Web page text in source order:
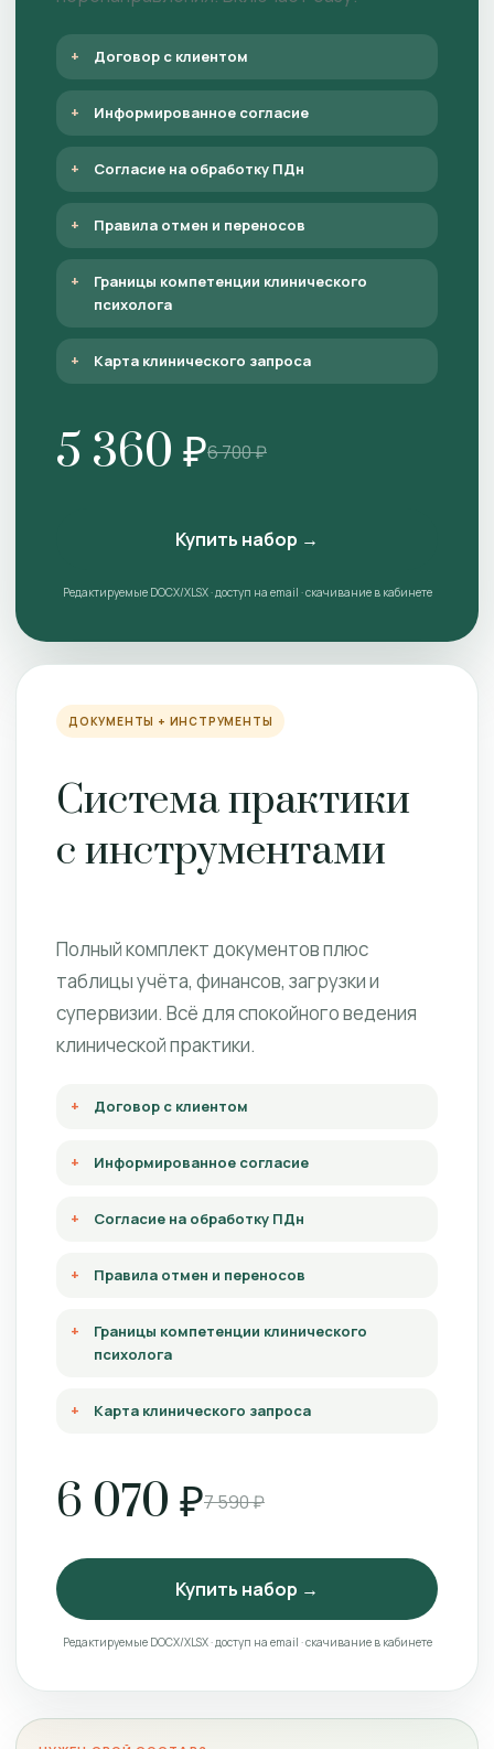
Договор с клиентом
Информированное согласие
Согласие на обработку ПДн
Правила отмен и переносов
Границы компетенции клинического
психолога
Карта клинического запроса
5 360 ₽6 700 ₽
Купить набор →
Редактируемые DOCX/XLSX · доступ на email · скачивание в кабинете
ДОКУМЕНТЫ + ИНСТРУМЕНТЫ
Система практики
с инструментами
Полный комплект документов плюс
таблицы учёта, финансов, загрузки и
супервизии. Всё для спокойного ведения
клинической практики.
Договор с клиентом
Информированное согласие
Согласие на обработку ПДн
Правила отмен и переносов
Границы компетенции клинического
психолога
Карта клинического запроса
6 070 ₽7 590 ₽
Купить набор →
Редактируемые DOCX/XLSX · доступ на email · скачивание в кабинете